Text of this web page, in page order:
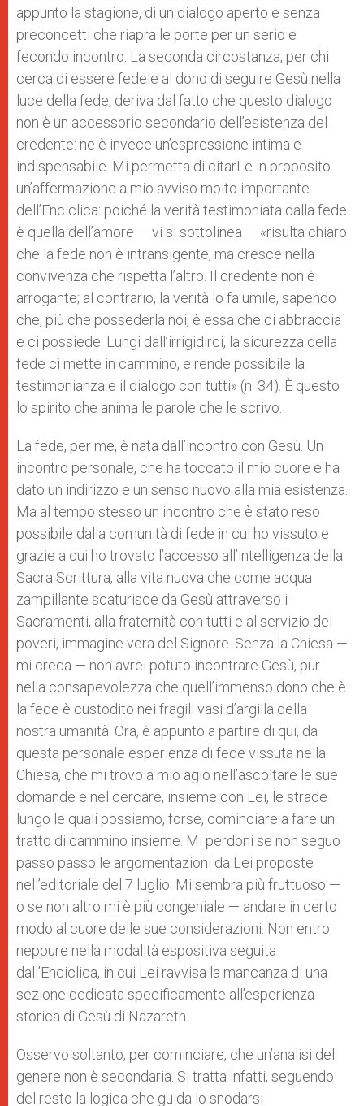
appunto la stagione, di un dialogo aperto e senza
preconcetti che riapra le porte per un serio e
fecondo incontro. La seconda circostanza, per chi
cerca di essere fedele al dono di seguire Gesù nella
luce della fede, deriva dal fatto che questo dialogo
non è un accessorio secondario dell’esistenza del
credente: ne è invece un’espressione intima e
indispensabile. Mi permetta di citarLe in proposito
un’affermazione a mio avviso molto importante
dell’Enciclica: poiché la verità testimoniata dalla fede
è quella dell’amore — vi si sottolinea — «risulta chiaro
che la fede non è intransigente, ma cresce nella
convivenza che rispetta l’altro. Il credente non è
arrogante; al contrario, la verità lo fa umile, sapendo
che, più che possederla noi, è essa che ci abbraccia
e ci possiede. Lungi dall’irrigidirci, la sicurezza della
fede ci mette in cammino, e rende possibile la
testimonianza e il dialogo con tutti» (n. 34). È questo
lo spirito che anima le parole che le scrivo.
La fede, per me, è nata dall’incontro con Gesù. Un
incontro personale, che ha toccato il mio cuore e ha
dato un indirizzo e un senso nuovo alla mia esistenza.
Ma al tempo stesso un incontro che è stato reso
possibile dalla comunità di fede in cui ho vissuto e
grazie a cui ho trovato l’accesso all’intelligenza della
Sacra Scrittura, alla vita nuova che come acqua
zampillante scaturisce da Gesù attraverso i
Sacramenti, alla fraternità con tutti e al servizio dei
poveri, immagine vera del Signore. Senza la Chiesa —
mi creda — non avrei potuto incontrare Gesù, pur
nella consapevolezza che quell’immenso dono che è
la fede è custodito nei fragili vasi d’argilla della
nostra umanità. Ora, è appunto a partire di qui, da
questa personale esperienza di fede vissuta nella
Chiesa, che mi trovo a mio agio nell’ascoltare le sue
domande e nel cercare, insieme con Lei, le strade
lungo le quali possiamo, forse, cominciare a fare un
tratto di cammino insieme. Mi perdoni se non seguo
passo passo le argomentazioni da Lei proposte
nell’editoriale del 7 luglio. Mi sembra più fruttuoso —
o se non altro mi è più congeniale — andare in certo
modo al cuore delle sue considerazioni. Non entro
neppure nella modalità espositiva seguita
dall’Enciclica, in cui Lei ravvisa la mancanza di una
sezione dedicata specificamente all’esperienza
storica di Gesù di Nazareth.
Osservo soltanto, per cominciare, che un’analisi del
genere non è secondaria. Si tratta infatti, seguendo
del resto la logica che guida lo snodarsi